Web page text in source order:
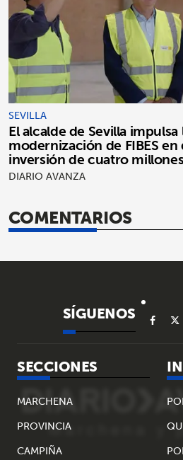
SEVILLA
El alcalde de Sevilla
modernización de FIBES
inversión de cuatro millones
DIARIO AVANZA
COMENTARIOS
SÍGUENOS
SECCIONES
MARCHENA
PROVINCIA
CAMPIÑA